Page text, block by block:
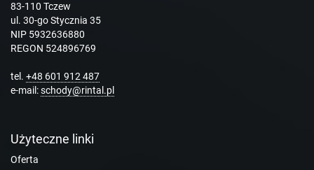
83-110 Tczew
ul. 30-go Stycznia 35
NIP 5932636880
REGON 524896769
tel. +48 601 912 487
e-mail:schody@rintal.pl
Użyteczne linki
Oferta